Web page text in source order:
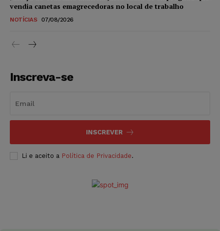
vendia canetas emagrecedoras no local de trabalho
NOTÍCIAS 07/08/2026
Inscreva-se
INSCREVER
Li e aceito a Política de Privacidade.